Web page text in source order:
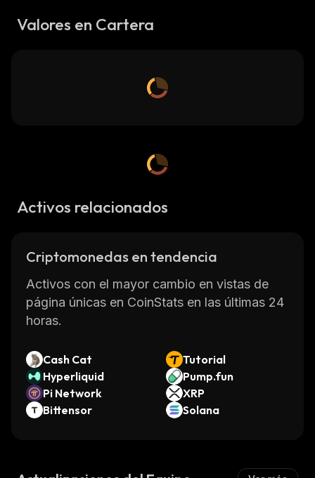
Valores en Cartera
Activos relacionados
Criptomonedas en tendencia
Activos con el mayor cambio en vistas de
página únicas en CoinStats en las últimas 24
horas.
Cash Cat
Tutorial
Hyperliquid
Pump.fun
Pi Network
XRP
Bittensor
Solana